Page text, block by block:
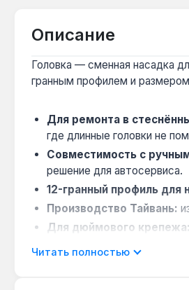
Описание
Головка — сменная насадка
гранным профилем и
Для ремонта в
где длинные головки не
Совместимость с
решение для автосервиса.
12-гранный профиль для
Производство Тайвань:
Для дюймового крепежа:
Читать полностью